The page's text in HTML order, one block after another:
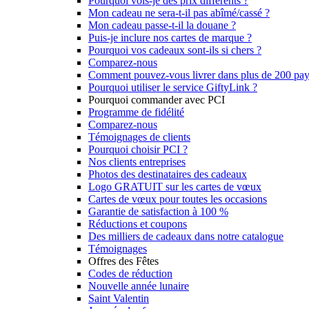
Mon cadeau ne sera-t-il pas abîmé/cassé ?
Mon cadeau passe-t-il la douane ?
Puis-je inclure nos cartes de marque ?
Pourquoi vos cadeaux sont-ils si chers ?
Comparez-nous
Comment pouvez-vous livrer dans plus de 200
Pourquoi utiliser le service GiftyLink ?
Pourquoi commander avec PCI
Programme de fidélité
Comparez-nous
Témoignages de clients
Pourquoi choisir PCI ?
Nos clients entreprises
Photos des destinataires des cadeaux
Logo GRATUIT sur les cartes de vœux
Cartes de vœux pour toutes les occasions
Garantie de satisfaction à 100 %
Réductions et coupons
Des milliers de cadeaux dans notre catalogue
Témoignages
Offres des Fêtes
Codes de réduction
Nouvelle année lunaire
Saint Valentin